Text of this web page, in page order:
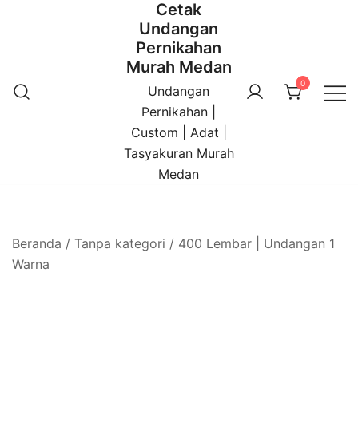
Cetak
Undangan
Pernikahan
Murah Medan
Undangan
Pernikahan |
Custom | Adat |
Tasyakuran Murah
Medan
0
Beranda / Tanpa kategori / 400 Lembar | Undangan 1
Warna